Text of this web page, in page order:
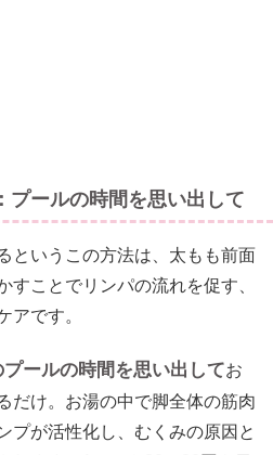
プールの時間を思い出して
というこの方法は、太もも前面
すことでリンパの流れを促す、
アです。
ールの時間を思い出してお
だけ。お湯の中で脚全体の筋肉
プが活性化し、むくみの原因と